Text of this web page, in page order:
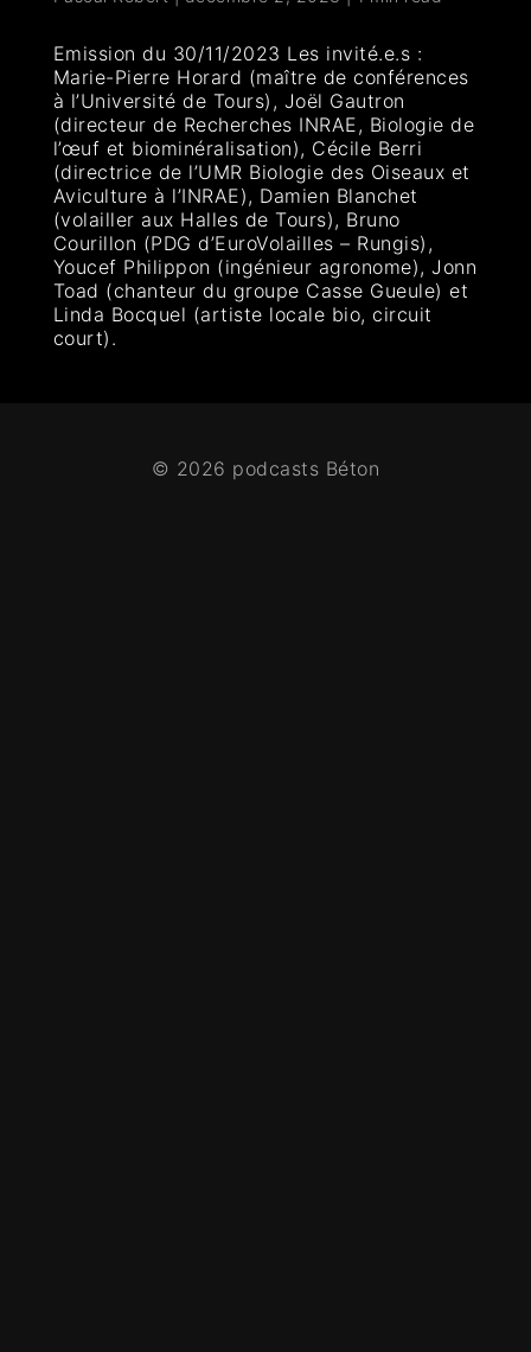
Emission du 30/11/2023 Les invité.e.s :
Marie-Pierre Horard (maître de conférences
à l’Université de Tours), Joël Gautron
(directeur de Recherches INRAE, Biologie de
l’œuf et biominéralisation), Cécile Berri
(directrice de l’UMR Biologie des Oiseaux et
Aviculture à l’INRAE), Damien Blanchet
(volailler aux Halles de Tours), Bruno
Courillon (PDG d’EuroVolailles – Rungis),
Youcef Philippon (ingénieur agronome), Jonn
Toad (chanteur du groupe Casse Gueule) et
Linda Bocquel (artiste locale bio, circuit
court).
© 2026 podcasts Béton